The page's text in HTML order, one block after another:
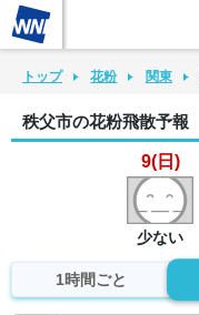
花粉カレンダー 花粉図鑑
トップ 花粉 関東
秩父市の花粉飛散予報
9(日)
少ない
1時間ごと